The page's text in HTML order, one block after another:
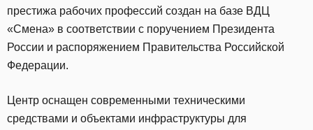
престижа рабочих профессий создан на базе ВДЦ
«Смена» в соответствии с поручением Президента
России и распоряжением Правительства Российской
Федерации.
Центр оснащен современными техническими
средствами и объектами инфраструктуры для